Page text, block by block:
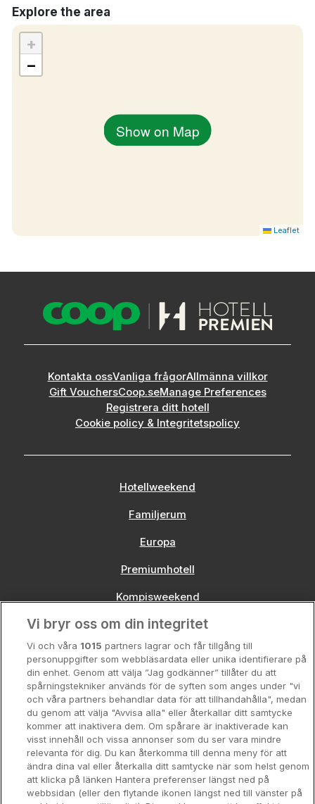
Explore the area
Show on Map
+
−
Leaflet
Kontakta ossVanliga frågorAllmänna villkor
Gift VouchersCoop.seManage Preferences
Registrera ditt hotell
Cookie policy & Integritetspolicy
Hotellweekend
Familjerum
Europa
Premiumhotell
Kompisweekend
Storstadsweekend
Hotellrum under 995 kr
Spahotell
Sydsverige
Om Hotellpremien
Nya hotell
Stadsweekend
Vi bryr oss om din integritet
Vi och våra 1015 partners lagrar och får tillgång till
personuppgifter som webbläsardata eller unika identifierare på
din enhet. Genom att välja ”Jag godkänner” tillåter du att
spårningstekniker används för de syften som anges under "vi
och våra partners behandlar data för att tillhandahålla", medan
du genom att välja "Avvisa alla" eller återkallar ditt samtycke
kommer att inaktivera dem. Om spårare är inaktiverade kan
visst innehåll och vissa annonser som du ser vara mindre
relevanta för dig. Du kan återkomma till denna meny för att
ändra dina val eller återkalla ditt samtycke när som helst genom
att klicka på länken Hantera preferenser längst ned på
webbsidan (eller den flytande ikonen längst ned till vänster på